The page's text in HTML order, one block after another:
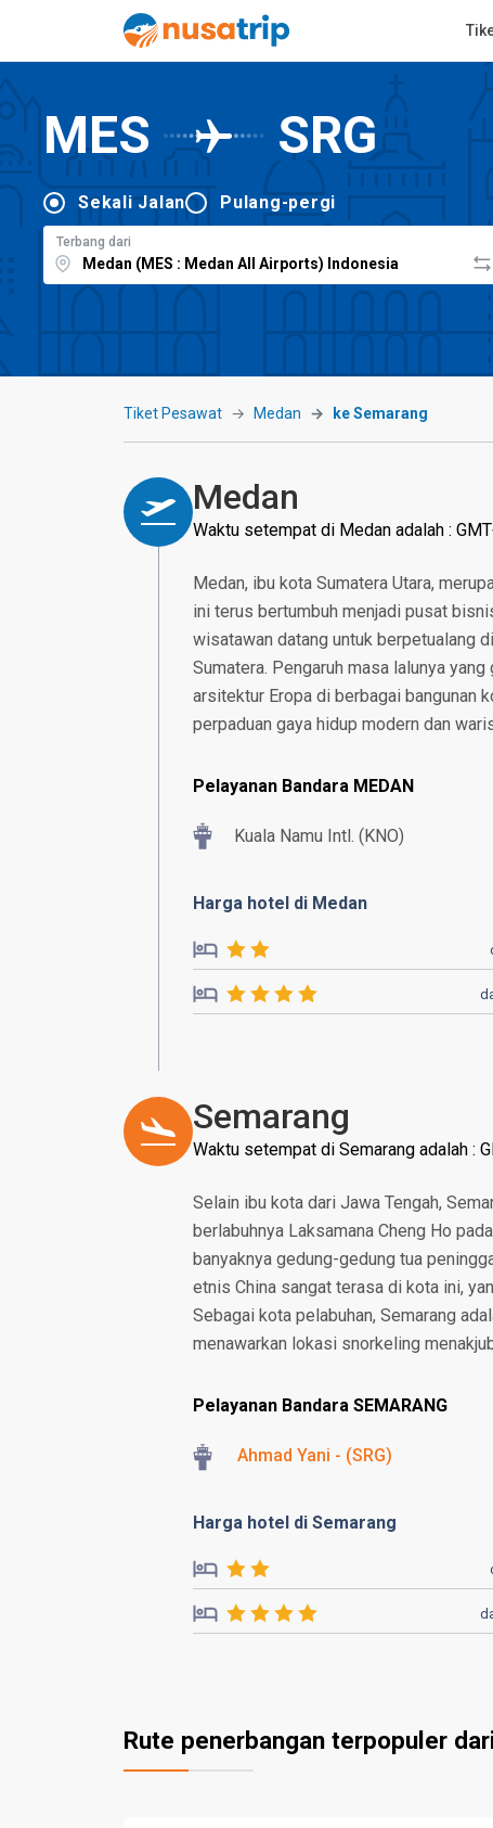
MES SRG
Sekali Jalan Pulang-pergi
Terbang dari
Tiket Pesawat Medan ke Semarang
Medan
Waktu setempat di Medan adalah :
Medan, ibu kota Sumatera Utara,
ini terus bertumbuh menjadi pusat
wisatawan datang untuk berpetualang
Sumatera. Pengaruh masa lalunya
arsitektur Eropa di berbagai bangunan
perpaduan gaya hidup modern dan
Pelayanan Bandara MEDAN
Kuala Namu Intl. (KNO)
Harga hotel di Medan
Semarang
Waktu setempat di Semarang adalah :
Selain ibu kota dari Jawa Tengah,
berlabuhnya Laksamana Cheng Ho
banyaknya gedung-gedung tua
etnis China sangat terasa di kota ini,
Sebagai kota pelabuhan, Semarang
menawarkan lokasi snorkeling
Pelayanan Bandara SEMARANG
Ahmad Yani - (SRG)
Harga hotel di Semarang
Rute penerbangan terpopuler